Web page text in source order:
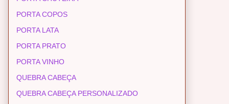
PORTA COPOS
PORTA LATA
PORTA PRATO
PORTA VINHO
QUEBRA CABEÇA
QUEBRA CABEÇA PERSONALIZADO